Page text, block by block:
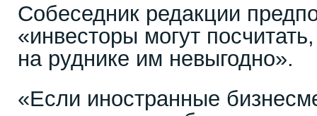
Собеседник редакции
«инвесторы могут
на руднике им невыгодно».
«Если иностранные